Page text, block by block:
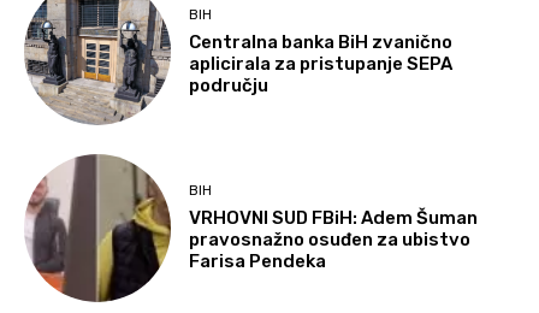
BIH
Centralna banka BiH zvanično
aplicirala za pristupanje SEPA
području
BIH
VRHOVNI SUD FBiH: Adem Šuman
pravosnažno osuđen za ubistvo
Farisa Pendeka